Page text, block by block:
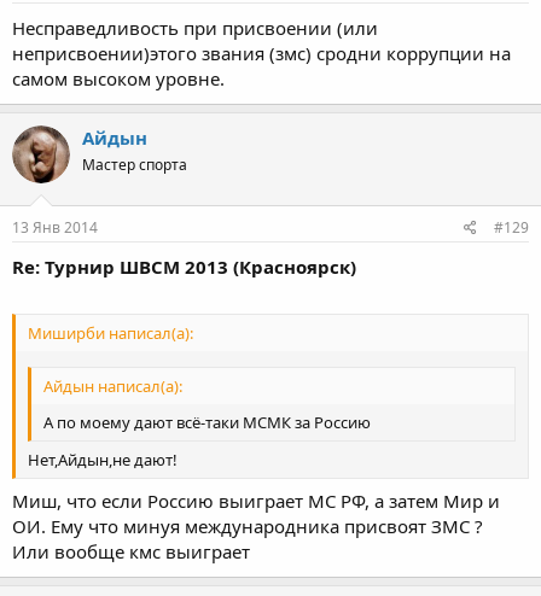
Несправедливость при присвоении (или
неприсвоении)этого звания (змс) сродни коррупции на
самом высоком уровне.
Айдын
Мастер спорта
13 Янв 2014 #129
Re: Турнир ШВСМ 2013 (Красноярск)
Миширби написал(а):
Айдын написал(а):
А по моему дают всё-таки МСМК за Россию
Нет,Айдын,не дают!
Миш, что если Россию выиграет МС РФ, а затем Мир и
ОИ. Ему что минуя международника присвоят ЗМС ?
Или вообще кмс выиграет